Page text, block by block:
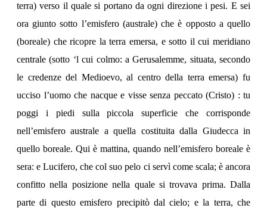
terra) verso il quale si portano da ogni direzione i pesi. E sei
ora giunto sotto l’emisfero (australe) che è opposto a quello
(boreale) che ricopre la terra emersa, e sotto il cui meridiano
centrale (sotto ‘l cui colmo: a Gerusalemme, situata, secondo
le credenze del Medioevo, al centro della terra emersa) fu
ucciso l’uomo che nacque e visse senza peccato (Cristo) : tu
poggi i piedi sulla piccola superficie che corrisponde
nell’emisfero australe a quella costituita dalla Giudecca in
quello boreale. Qui è mattina, quando nell’emisfero boreale è
sera: e Lucifero, che col suo pelo ci servì come scala; è ancora
confitto nella posizione nella quale si trovava prima. Dalla
parte di questo emisfero precipitò dal cielo; e la terra, che